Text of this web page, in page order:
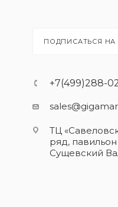
ПОДПИСАТЬСЯ НА
+7(499)288-
ТЦ
ряд, павильон
Сущевский